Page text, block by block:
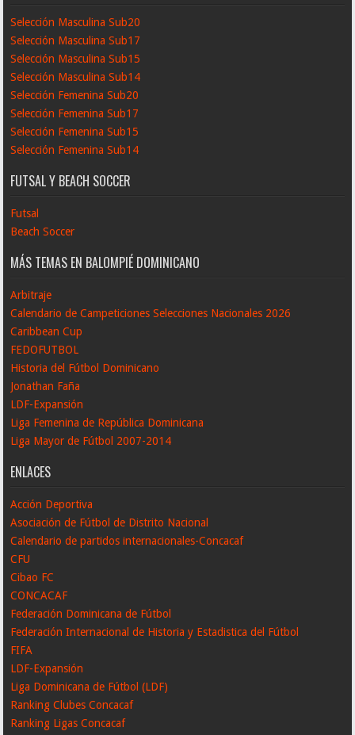
Selección Masculina Sub20
Selección Masculina Sub17
Selección Masculina Sub15
Selección Masculina Sub14
Selección Femenina Sub20
Selección Femenina Sub17
Selección Femenina Sub15
Selección Femenina Sub14
FUTSAL Y BEACH SOCCER
Futsal
Beach Soccer
MÁS TEMAS EN BALOMPIÉ DOMINICANO
Arbitraje
Calendario de Campeticiones Selecciones Nacionales 2026
Caribbean Cup
FEDOFUTBOL
Historia del Fútbol Dominicano
Jonathan Faña
LDF-Expansión
Liga Femenina de República Dominicana
Liga Mayor de Fútbol 2007-2014
ENLACES
Acción Deportiva
Asociación de Fútbol de Distrito Nacional
Calendario de partidos internacionales-Concacaf
CFU
Cibao FC
CONCACAF
Federación Dominicana de Fútbol
Federación Internacional de Historia y Estadistica del Fútbol
FIFA
LDF-Expansión
Liga Dominicana de Fútbol (LDF)
Ranking Clubes Concacaf
Ranking Ligas Concacaf